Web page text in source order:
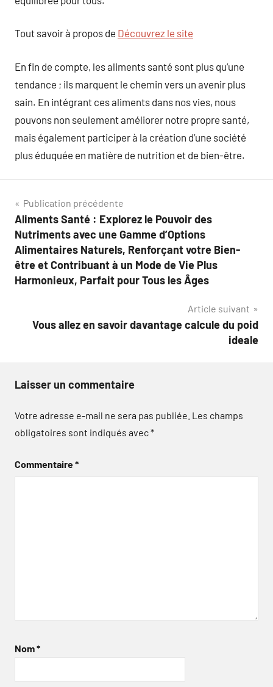
Tout savoir à propos de Découvrez le site
En fin de compte, les aliments santé sont plus qu’une
tendance ; ils marquent le chemin vers un avenir plus
sain. En intégrant ces aliments dans nos vies, nous
pouvons non seulement améliorer notre propre santé,
mais également participer à la création d’une société
plus éduquée en matière de nutrition et de bien-être.
Navigation
de
l’article
Publication précédente
Aliments Santé : Explorez le Pouvoir des
Nutriments avec une Gamme d’Options
Alimentaires Naturels, Renforçant votre Bien-
être et Contribuant à un Mode de Vie Plus
Harmonieux, Parfait pour Tous les Âges
Article suivant
Vous allez en savoir davantage calcule du poid
ideale
Laisser un commentaire
Votre adresse e-mail ne sera pas publiée. Les champs
obligatoires sont indiqués avec*
Commentaire*
Nom*